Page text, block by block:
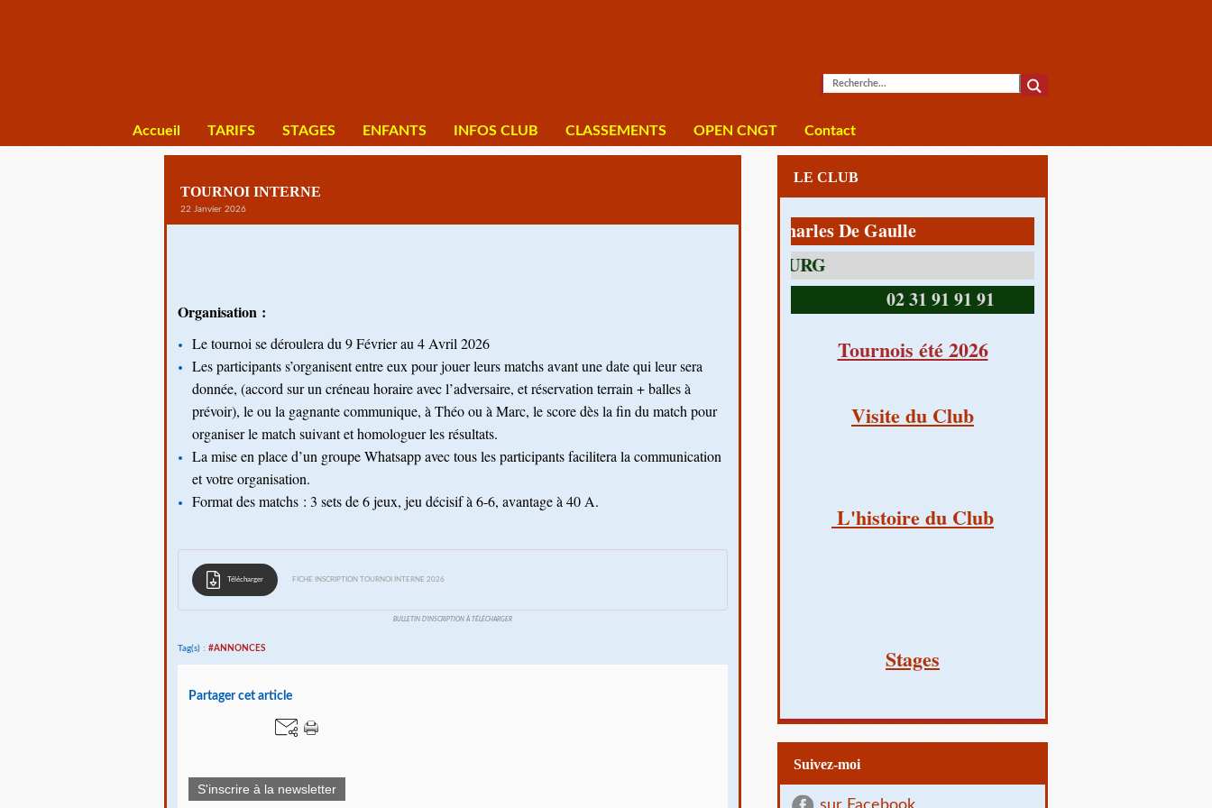
Accueil TARIFS STAGES ENFANTS INFOS CLUB CLASSEMENTS OPEN CNGT Contact
TOURNOI INTERNE
22 Janvier 2026
Organisation :
Le tournoi se déroulera du 9 Février au 4 Avril 2026
Les participants s’organisent entre eux pour jouer leurs matchs avant une date qui leur sera
donnée, (accord sur un créneau horaire avec l’adversaire, et réservation terrain + balles à
prévoir), le ou la gagnante communique, à Théo ou à Marc, le score dès la fin du match pour
organiser le match suivant et homologuer les résultats.
La mise en place d’un groupe Whatsapp avec tous les participants facilitera la communication
et votre organisation.
Format des matchs : 3 sets de 6 jeux, jeu décisif à 6-6, avantage à 40 A.
Télécharger FICHE INSCRIPTION TOURNOI INTERNE 2026
BULLETIN D'INSCRIPTION À TÉLÉCHARGER
Tag(s) : #ANNONCES
Partager cet article
S'inscrire à la newsletter
LE CLUB
1 av Charles De Gaulle
02 31 91 91 91
Tournois été 2026
Visite du Club
L'histoire du Club
Stages
Suivez-moi
sur Facebook